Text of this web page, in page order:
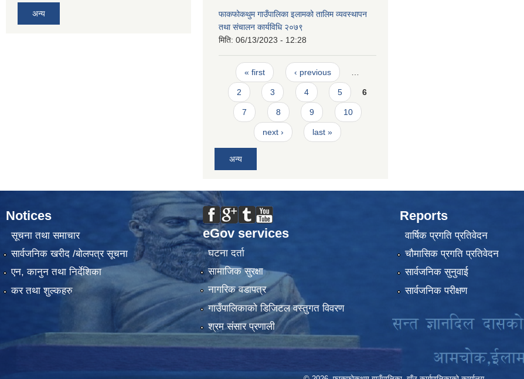
अन्य
फाकफोकथुम गाउँपालिका इलामको तालिम व्यवस्थापन
तथा संचालन कार्यविधि २०७९
मिति: 06/13/2023 - 12:28
Pages
« first ‹ previous
2 3 4 5 6
7 8 9 10
next › last »
अन्य
Notices
सूचना तथा समाचार
सार्वजनिक खरीद /बोलपत्र सूचना
एन, कानुन तथा निर्देशिका
कर तथा शुल्कहरु
eGov services
घटना दर्ता
सामाजिक सुरक्षा
नागरिक वडापत्र
गाउँपालिकाको डिजिटल वस्तुगत विवरण
श्रम संसार प्रणाली
Reports
वार्षिक प्रगति प्रतिवेदन
चौमासिक प्रगति प्रतिवेदन
सार्वजनिक सुनुवाई
सार्वजनिक परीक्षण